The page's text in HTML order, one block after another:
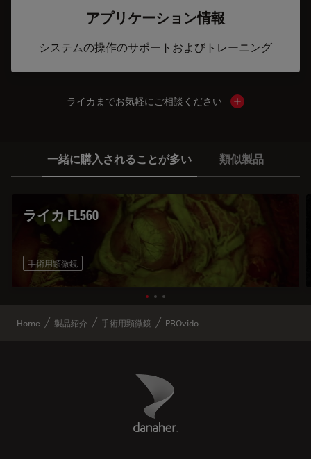
アプリケーション情報
システムの操作のサポートおよびトレーニング
ライカまでお気軽にご相談ください Show local
一緒に購入されることが多い 類似製品
ライカ FL560
手術用顕微鏡
Home 製品紹介 手術用顕微鏡 PROvido
Danaher Logo